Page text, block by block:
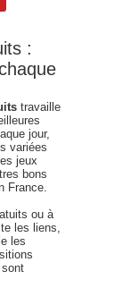
:
travaille
jour,
variées
jeux
bons
France.
ou à
les liens,
les